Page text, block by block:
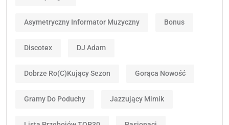
Asymetryczny Informator Muzyczny Bonus
Discotex DJ Adam
Dobrze Ro(c)kujący Sezon Gorąca Nowość
Gramy Do Poduchy Jazzujący Mimik